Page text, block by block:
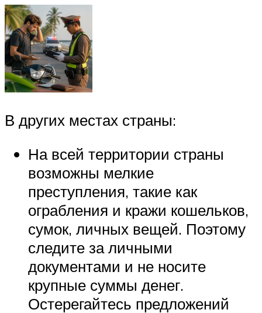
В других местах страны:
На всей территории страны
возможны мелкие
преступления, такие как
ограбления и кражи кошельков,
сумок, личных вещей. Поэтому
следите за личными
документами и не носите
крупные суммы денег.
Остерегайтесь предложений